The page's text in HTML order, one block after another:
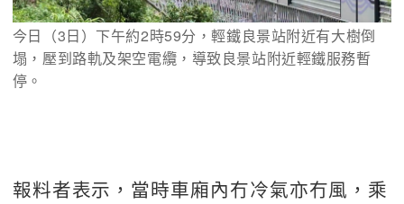
今日（3日）下午約2時59分，輕鐵良景站附近有大樹倒
塌，壓到路軌及架空電纜，導致良景站附近輕鐵服務暫
停。
報料者表示，當時車廂內冇冷氣亦冇風，乘